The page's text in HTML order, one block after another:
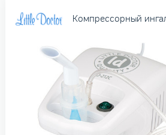
Компрессорный